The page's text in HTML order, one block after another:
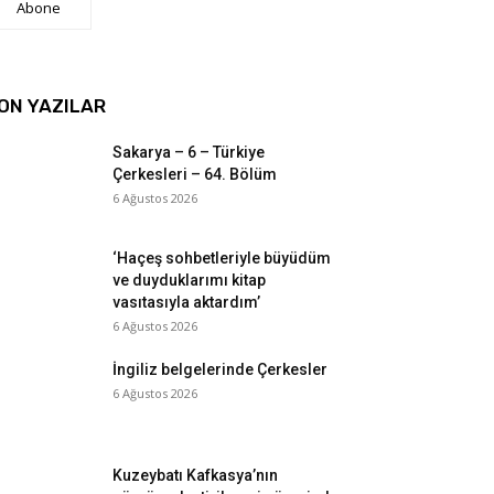
Abone
YAZILAR
Sakarya – 6 – Türkiye
Çerkesleri – 64. Bölüm
6 Ağustos 2026
‘Haçeş sohbetleriyle büyüdüm
ve duyduklarımı kitap
vasıtasıyla aktardım’
6 Ağustos 2026
İngiliz belgelerinde Çerkesler
6 Ağustos 2026
Kuzeybatı Kafkasya’nın